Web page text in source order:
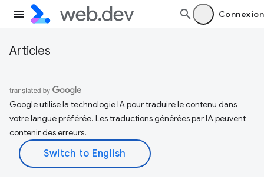
Connexion
Articles
Google utilise la technologie IA pour traduire le contenu dans
votre langue préférée. Les traductions générées par IA peuvent
contenir des erreurs.